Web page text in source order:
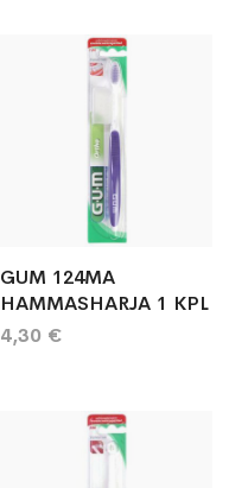
GUM 124MA
HAMMASHARJA 1 KPL
4,30 €